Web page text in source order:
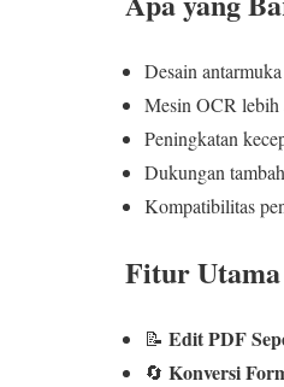
Desain
Mesin OCR lebih
Peningkatan
Dukungan
Kompatibilitas
Fitur Utama
📝 Edit PDF
🔄 Konversi